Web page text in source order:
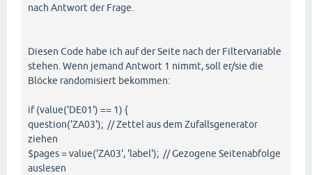
nach Antwort der Frage.
Diesen Code habe ich auf der Seite nach der Filtervariable
stehen. Wenn jemand Antwort 1 nimmt, soll er/sie die
Blöcke randomisiert bekommen:
if (value('DE01') == 1) {
question('ZA03'); // Zettel aus dem Zufallsgenerator
ziehen
$pages = value('ZA03', 'label'); // Gezogene Seitenabfolge
auslesen